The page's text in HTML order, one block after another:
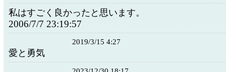
私はすごく良かったと思います。
2006/7/7 23:19:57
2019/3/15 4:27
愛と勇気